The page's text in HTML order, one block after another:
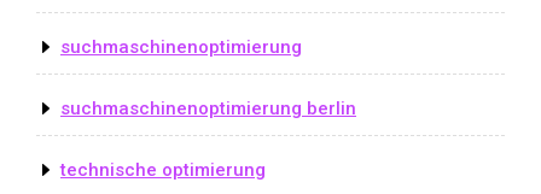
suchmaschinenoptimierung
suchmaschinenoptimierung berlin
technische optimierung